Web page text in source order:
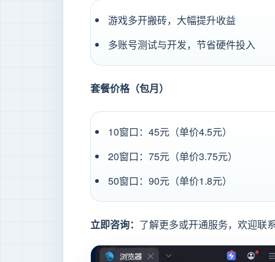
游戏多开搬砖，大幅提升收益
多账号测试与开发，节省硬件投入
套餐价格（包月）
10窗口：45元（单价4.5元）
20窗口：75元（单价3.75元）
50窗口：90元（单价1.8元）
立即咨询： 了解更多或开通服务，欢迎联